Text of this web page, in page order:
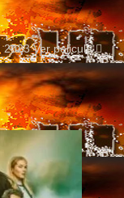
2023 Ver pelicula